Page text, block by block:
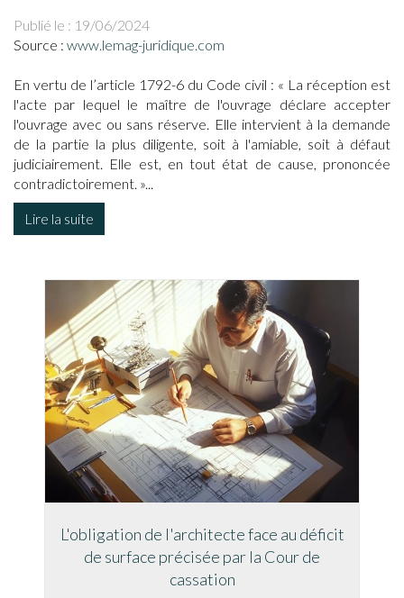
Publié le : 19/06/2024
Source : www.lemag-juridique.com
En vertu de l’article 1792-6 du Code civil : « La réception est
l'acte par lequel le maître de l'ouvrage déclare accepter
l'ouvrage avec ou sans réserve. Elle intervient à la demande
de la partie la plus diligente, soit à l'amiable, soit à défaut
judiciairement. Elle est, en tout état de cause, prononcée
contradictoirement. »...
Lire la suite
L'obligation de l'architecte face au déficit
de surface précisée par la Cour de
cassation